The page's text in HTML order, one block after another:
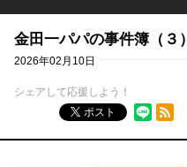
金田一パパの事件簿（３）
2026年02月10日
シェアして応援しよう！
ポスト
RSSフィード